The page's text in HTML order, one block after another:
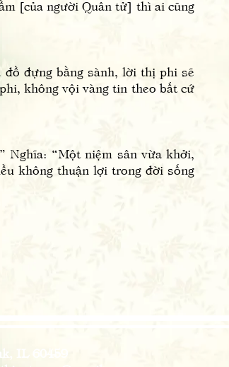
[của người Quân tử] thì ai cũng
đựng bằng sành, lời thị phi sẽ
không vội vàng tin theo bất cứ
“Một niệm sân vừa khởi,
không thuận lợi trong đời sống
IL 60459